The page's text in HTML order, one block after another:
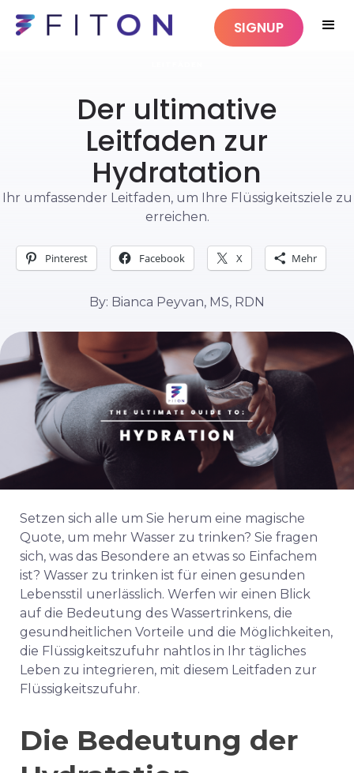
SIGNUP
Der ultimative
Leitfaden zur
Hydratation
Ihr umfassender Leitfaden, um Ihre Flüssigkeitsziele zu
erreichen.
Pinterest Facebook X Mehr
By: Bianca Peyvan, MS, RDN
Setzen sich alle um Sie herum eine magische
Quote, um mehr Wasser zu trinken? Sie fragen
sich, was das Besondere an etwas so Einfachem
ist? Wasser zu trinken ist für einen gesunden
Lebensstil unerlässlich. Werfen wir einen Blick
auf die Bedeutung des Wassertrinkens, die
gesundheitlichen Vorteile und die Möglichkeiten,
die Flüssigkeitszufuhr nahtlos in Ihr tägliches
Leben zu integrieren, mit diesem Leitfaden zur
Flüssigkeitszufuhr.
Die Bedeutung der